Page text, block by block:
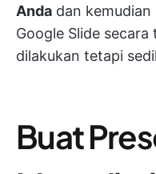
Anda dan
Google Slide
dilakukan tetapi
Buat